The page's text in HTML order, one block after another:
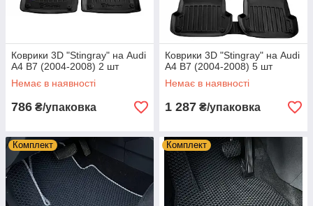
Коврики 3D "Stingray" на Audi
A4 B7 (2004-2008) 2 шт
Немає в наявності
786 ₴/упаковка
Коврики 3D "Stingray" на Audi
A4 B7 (2004-2008) 5 шт
Немає в наявності
1 287 ₴/упаковка
Комплект Комплект